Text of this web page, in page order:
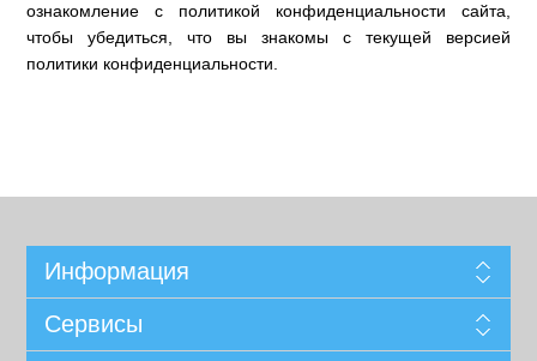
ознакомление с политикой конфиденциальности сайта,
чтобы убедиться, что вы знакомы с текущей версией
политики конфиденциальности.
Информация
Сервисы